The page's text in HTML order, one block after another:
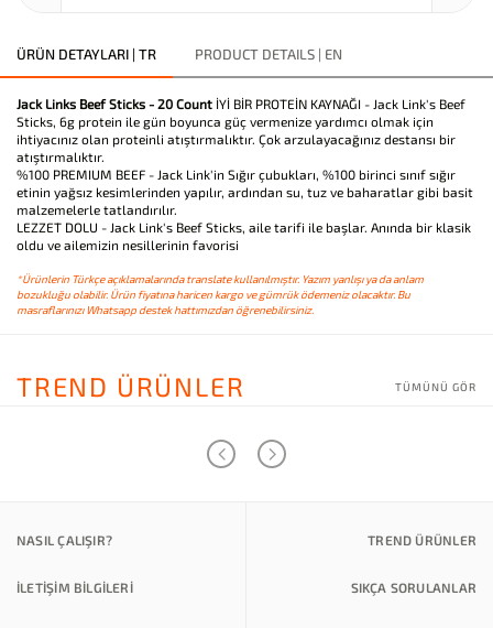
ÜRÜN DETAYLARI | TR PRODUCT DETAILS | EN
Jack Links Beef Sticks - 20 Count İYİ BİR PROTEİN KAYNAĞI - Jack Link's Beef
Sticks, 6g protein ile gün boyunca güç vermenize yardımcı olmak için
ihtiyacınız olan proteinli atıştırmalıktır. Çok arzulayacağınız destansı bir
atıştırmalıktır.
%100 PREMIUM BEEF - Jack Link'in Sığır çubukları, %100 birinci sınıf sığır
etinin yağsız kesimlerinden yapılır, ardından su, tuz ve baharatlar gibi basit
malzemelerle tatlandırılır.
LEZZET DOLU - Jack Link's Beef Sticks, aile tarifi ile başlar. Anında bir klasik
oldu ve ailemizin nesillerinin favorisi
*Ürünlerin Türkçe açıklamalarında translate kullanılmıştır. Yazım yanlışı ya da anlam
bozukluğu olabilir. Ürün fiyatına haricen kargo ve gümrük ödemeniz olacaktır. Bu
masraflarınızı Whatsapp destek hattımızdan öğrenebilirsiniz.
TREND ÜRÜNLER TÜMÜNÜ GÖR
NASIL ÇALIŞIR? TREND ÜRÜNLER
İLETİŞİM BİLGİLERİ SIKÇA SORULANLAR